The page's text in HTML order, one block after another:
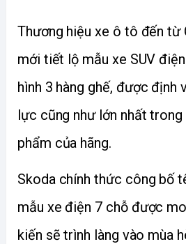
Thương hiệu xe ô tô đến từ
mới tiết lộ mẫu xe SUV
hình 3 hàng ghế, được định
lực cũng như lớn nhất trong
phẩm của hãng.
Skoda chính thức công bố
mẫu xe điện 7 chỗ được
kiến sẽ trình làng vào mùa